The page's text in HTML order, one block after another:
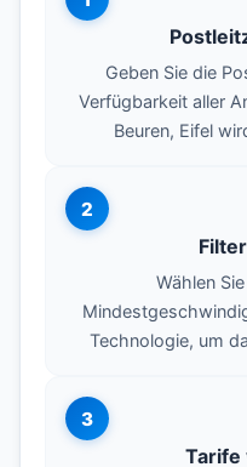
Geben Sie die
Verfügbarkeit aller
Beuren, Eifel
2
Wählen
Technologie, um
3
Tarife